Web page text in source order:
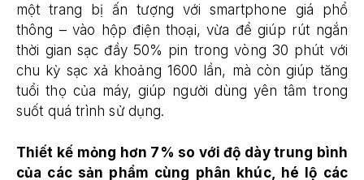
một trang bị ấn tượng với smartphone giá phổ
thông – vào hộp điện thoại, vừa để giúp rút ngắn
thời gian sạc đầy 50% pin trong vòng 30 phút với
chu kỳ sạc xả khoảng 1600 lần, mà còn giúp tăng
tuổi thọ của máy, giúp người dùng yên tâm trong
suốt quá trình sử dụng.
Thiết kế mỏng hơn 7% so với độ dày trung bình
của các sản phẩm cùng phân khúc, hé lộ các